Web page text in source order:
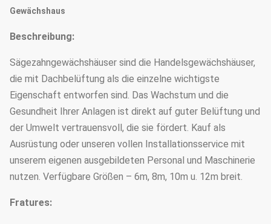
Gewächshaus
Beschreibung:
Sägezahngewächshäuser sind die Handelsgewächshäuser,
die mit Dachbelüftung als die einzelne wichtigste
Eigenschaft entworfen sind. Das Wachstum und die
Gesundheit Ihrer Anlagen ist direkt auf guter Belüftung und
der Umwelt vertrauensvoll, die sie fördert. Kauf als
Ausrüstung oder unseren vollen Installationsservice mit
unserem eigenen ausgebildeten Personal und Maschinerie
nutzen. Verfügbare Größen – 6m, 8m, 10m u. 12m breit.
Fratures: